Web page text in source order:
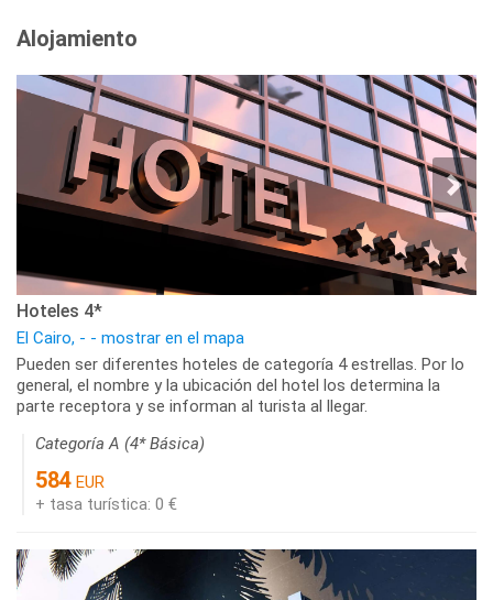
Alojamiento
Hoteles 4*
El Cairo, - - mostrar en el mapa
Pueden ser diferentes hoteles de categoría 4 estrellas. Por lo
general, el nombre y la ubicación del hotel los determina la
parte receptora y se informan al turista al llegar.
Categoría A (4* Básica)
584 EUR
+ tasa turística: 0 €